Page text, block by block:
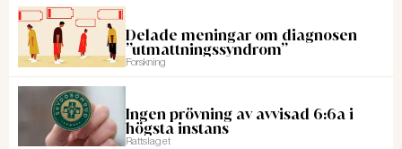
Delade meningar om diagnosen
”utmattningssyndrom”
Forskning
Ingen prövning av avvisad 6:6a i
högsta instans
Rattslaget